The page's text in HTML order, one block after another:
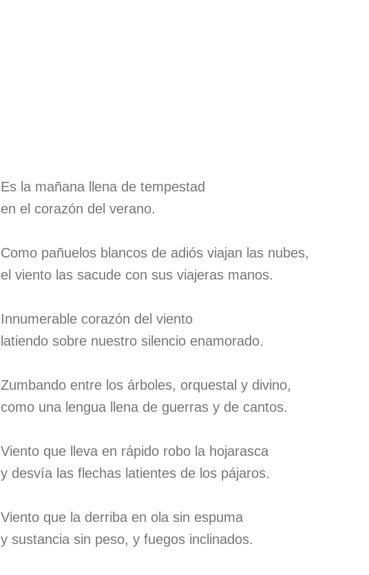
Es la mañana llena de tempestad
en el corazón del verano.
Como pañuelos blancos de adiós viajan las nubes,
el viento las sacude con sus viajeras manos.
Innumerable corazón del viento
latiendo sobre nuestro silencio enamorado.
Zumbando entre los árboles, orquestal y divino,
como una lengua llena de guerras y de cantos.
Viento que lleva en rápido robo la hojarasca
y desvía las flechas latientes de los pájaros.
Viento que la derriba en ola sin espuma
y sustancia sin peso, y fuegos inclinados.